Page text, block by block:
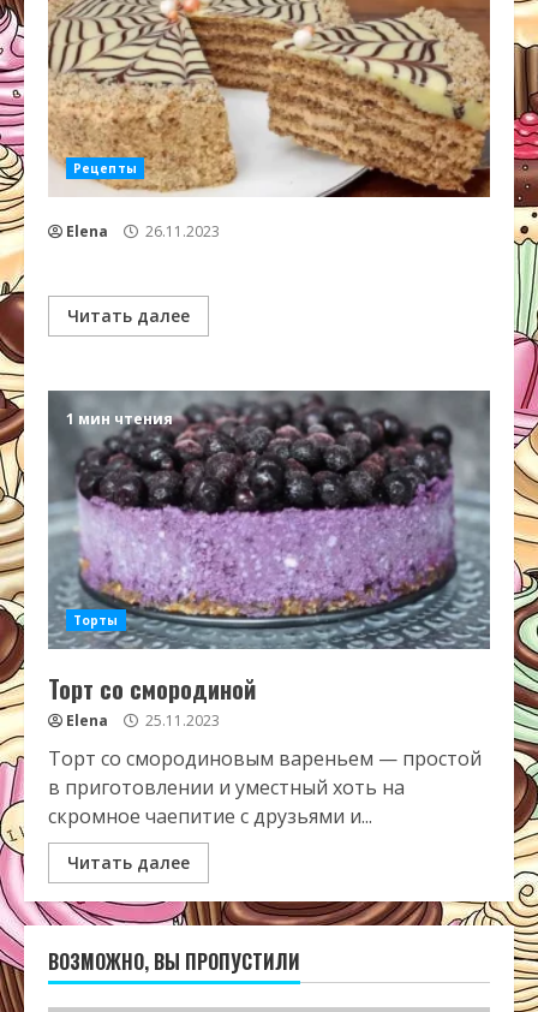
Рецепты
Elena 26.11.2023
Читать далее
1 мин чтения
Торты
Торт со смородиной
Elena 25.11.2023
Торт со смородиновым вареньем — простой
в приготовлении и уместный хоть на
скромное чаепитие с друзьями и...
Читать далее
ВОЗМОЖНО, ВЫ ПРОПУСТИЛИ